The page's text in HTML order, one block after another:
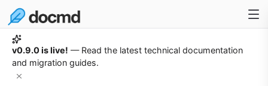
v0.9.0 is live! — Read the latest technical documentation
and migration guides.